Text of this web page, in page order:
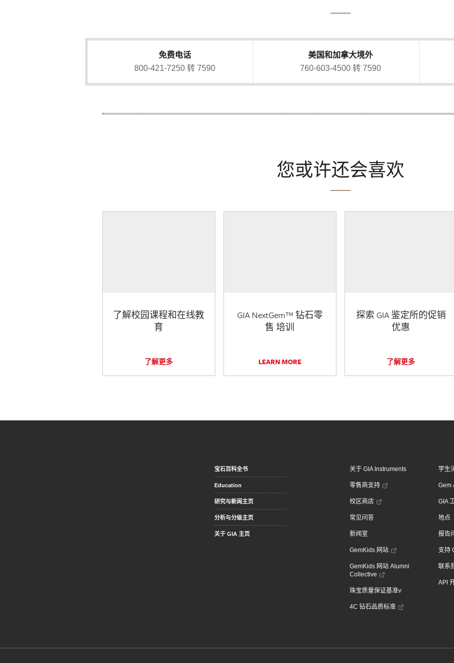
免费电话
800-421-7250 转 7590
美国和加拿大境外
760-603-4500 转 7590
您或许还会喜欢
了解校园课程和在线教
育
了解更多
GIA NextGem™ 钻石零
售 培训
LEARN MORE
探索 GIA 鉴定所的促销
优惠
了解更多
宝石百科全书
Education
研究与新闻主页
分析与分级主页
关于 GIA 主页
关于 GIA Instruments
零售商支持
校区商店
常见问答
新闻室
GemKids 网站
GemKids 网站 Alumni
Collective
珠宝质量保证基准v
4C 钻石品质标准
学生
Gem
GIA
地点
报告
支持
联系
API